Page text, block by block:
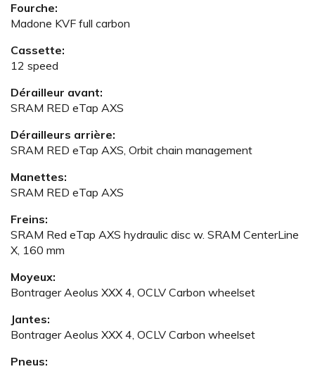
Fourche:
Madone KVF full carbon
Cassette:
12 speed
Dérailleur avant:
SRAM RED eTap AXS
Dérailleurs arrière:
SRAM RED eTap AXS, Orbit chain management
Manettes:
SRAM RED eTap AXS
Freins:
SRAM Red eTap AXS hydraulic disc w. SRAM CenterLine
X, 160 mm
Moyeux:
Bontrager Aeolus XXX 4, OCLV Carbon wheelset
Jantes:
Bontrager Aeolus XXX 4, OCLV Carbon wheelset
Pneus: